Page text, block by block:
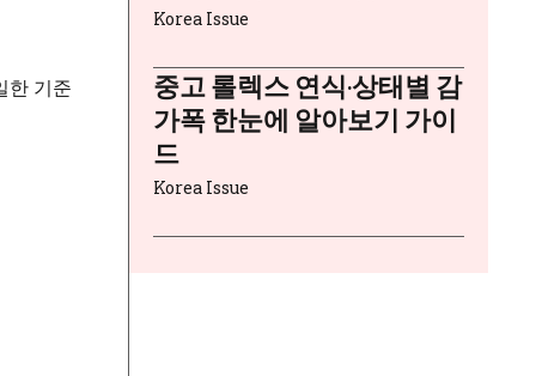
한 기준
Korea Issue
중고 롤렉스 연식·상태별 감
가폭 한눈에 알아보기 가이
드
Korea Issue